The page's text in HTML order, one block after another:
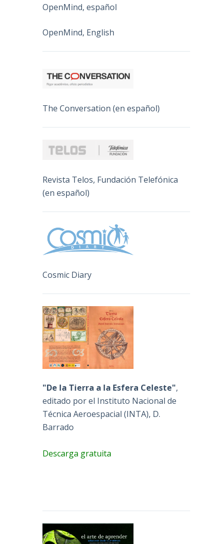
OpenMind, español
OpenMind, English
The Conversation (en español)
Revista Telos, Fundación Telefónica
(en español)
Cosmic Diary
"De la Tierra a la Esfera Celeste",
editado por el Instituto Nacional de
Técnica Aeroespacial (INTA), D.
Barrado
Descarga gratuita